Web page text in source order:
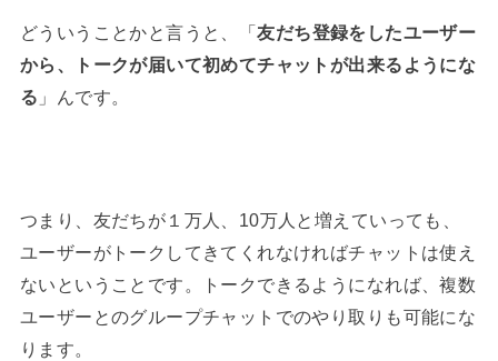
どういうことかと言うと、「友だち登録をしたユーザー
から、トークが届いて初めてチャットが出来るようにな
る 」んです。
つまり、友だちが１万人、10万人と増えていっても、
ユーザーがトークしてきてくれなければチャットは使え
ないということです。トークできるようになれば、複数
ユーザーとのグループチャットでのやり取りも可能にな
ります。